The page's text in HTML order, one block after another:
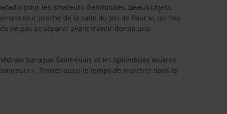
pour les amateurs d’antiquités. Beaux objets,
tout proche de la salle du Jeu de Paume, un lieu
ne pas se séparer avant d’avoir donné une
baroque Saint-Louis et les splendides œuvres
». Prenez aussi le temps de marcher dans la